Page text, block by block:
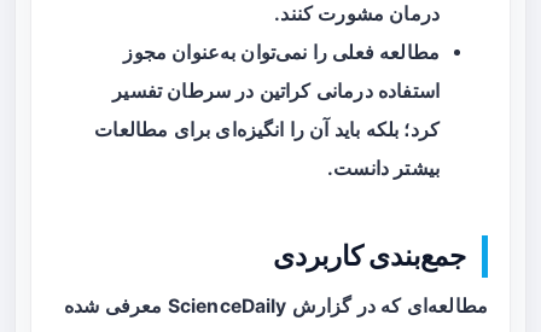
درمان مشورت کنند.
مطالعه فعلی را نمی‌توان به‌عنوان مجوز
استفاده درمانی کراتین در سرطان تفسیر
کرد؛ بلکه باید آن را انگیزه‌ای برای مطالعات
بیشتر دانست.
جمع‌بندی کاربردی
مطالعه‌ای که در گزارش ScienceDaily معرفی شده